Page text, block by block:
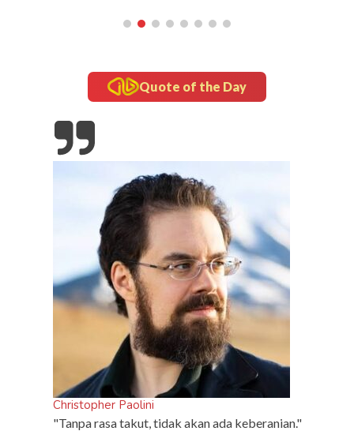
Quote of the Day
Christopher Paolini
"Tanpa rasa takut, tidak akan ada keberanian."